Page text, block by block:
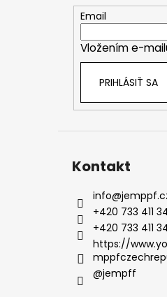
Email
Vložením e-
PRIHLÁSIŤ SA
Kontakt
info@
+420 733 411
+420 733 411
https://
@jempff